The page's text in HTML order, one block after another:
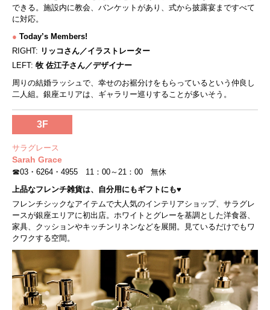
できる。施設内に教会、バンケットがあり、式から披露宴まですべて
に対応。
● Today’s Members!
RIGHT: リッコさん／イラストレーター
LEFT: 牧 佐江子さん／デザイナー
周りの結婚ラッシュで、幸せのお裾分けをもらっているという仲良し
二人組。銀座エリアは、ギャラリー巡りすることが多いそう。
3F
サラグレース
Sarah Grace
☎03・6264・4955 11：00～21：00 無休
上品なフレンチ雑貨は、自分用にもギフトにも♥
フレンチシックなアイテムで大人気のインテリアショップ、サラグレ
ースが銀座エリアに初出店。ホワイトとグレーを基調とした洋食器、
家具、クッションやキッチンリネンなどを展開。見ているだけでもワ
クワクする空間。